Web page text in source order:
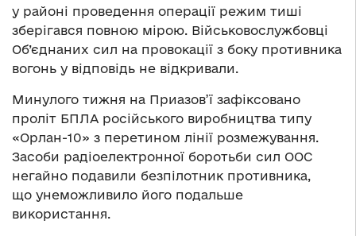
у районі проведення операції режим тиші
зберігався повною мірою. Військовослужбовці
Об’єднаних сил на провокації з боку противника
вогонь у відповідь не відкривали.
Минулого тижня на Приазов’ї зафіксовано
проліт БПЛА російського виробництва типу
«Орлан-10» з перетином лінії розмежування.
Засоби радіоелектронної боротьби сил ООС
негайно подавили безпілотник противника,
що унеможливило його подальше
використання.